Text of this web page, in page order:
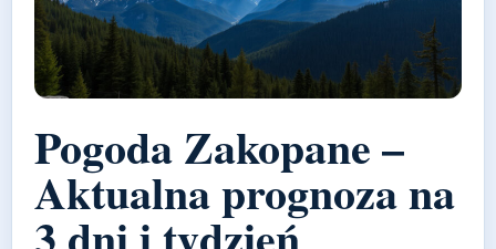
Pogoda Zakopane –
Aktualna prognoza na